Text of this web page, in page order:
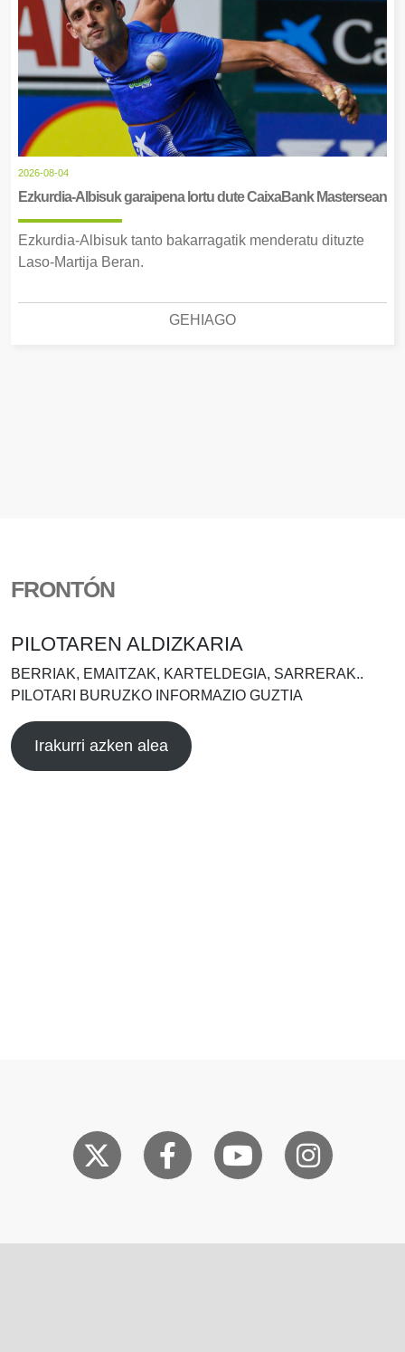
2026-08-04
Ezkurdia-Albisuk garaipena lortu dute CaixaBank Mastersean
Ezkurdia-Albisuk tanto bakarragatik menderatu dituzte
Laso-Martija Beran.
GEHIAGO
FRONTÓN
PILOTAREN ALDIZKARIA
BERRIAK, EMAITZAK, KARTELDEGIA, SARRERAK..
PILOTARI BURUZKO INFORMAZIO GUZTIA
Irakurri azken alea